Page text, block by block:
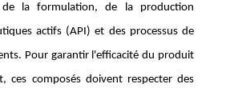
de la formulation, de la production
actifs (API) et des processus de
Pour garantir l'efficacité du produit
ces composés doivent respecter des